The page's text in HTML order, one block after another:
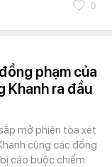
0
phạm của
Khanh ra đầu
mở phiên tòa xét
cùng các đồng
cáo buộc chiếm